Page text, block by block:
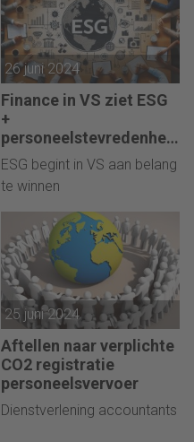
26 juni 2024
Finance in VS ziet ESG
+
personeelstevredenhei
d als cruciaal voor
succes
ESG begint in VS aan belang
te winnen
25 juni 2024
Aftellen naar verplichte
CO2 registratie
personeelsvervoer
Dienstverlening accountants